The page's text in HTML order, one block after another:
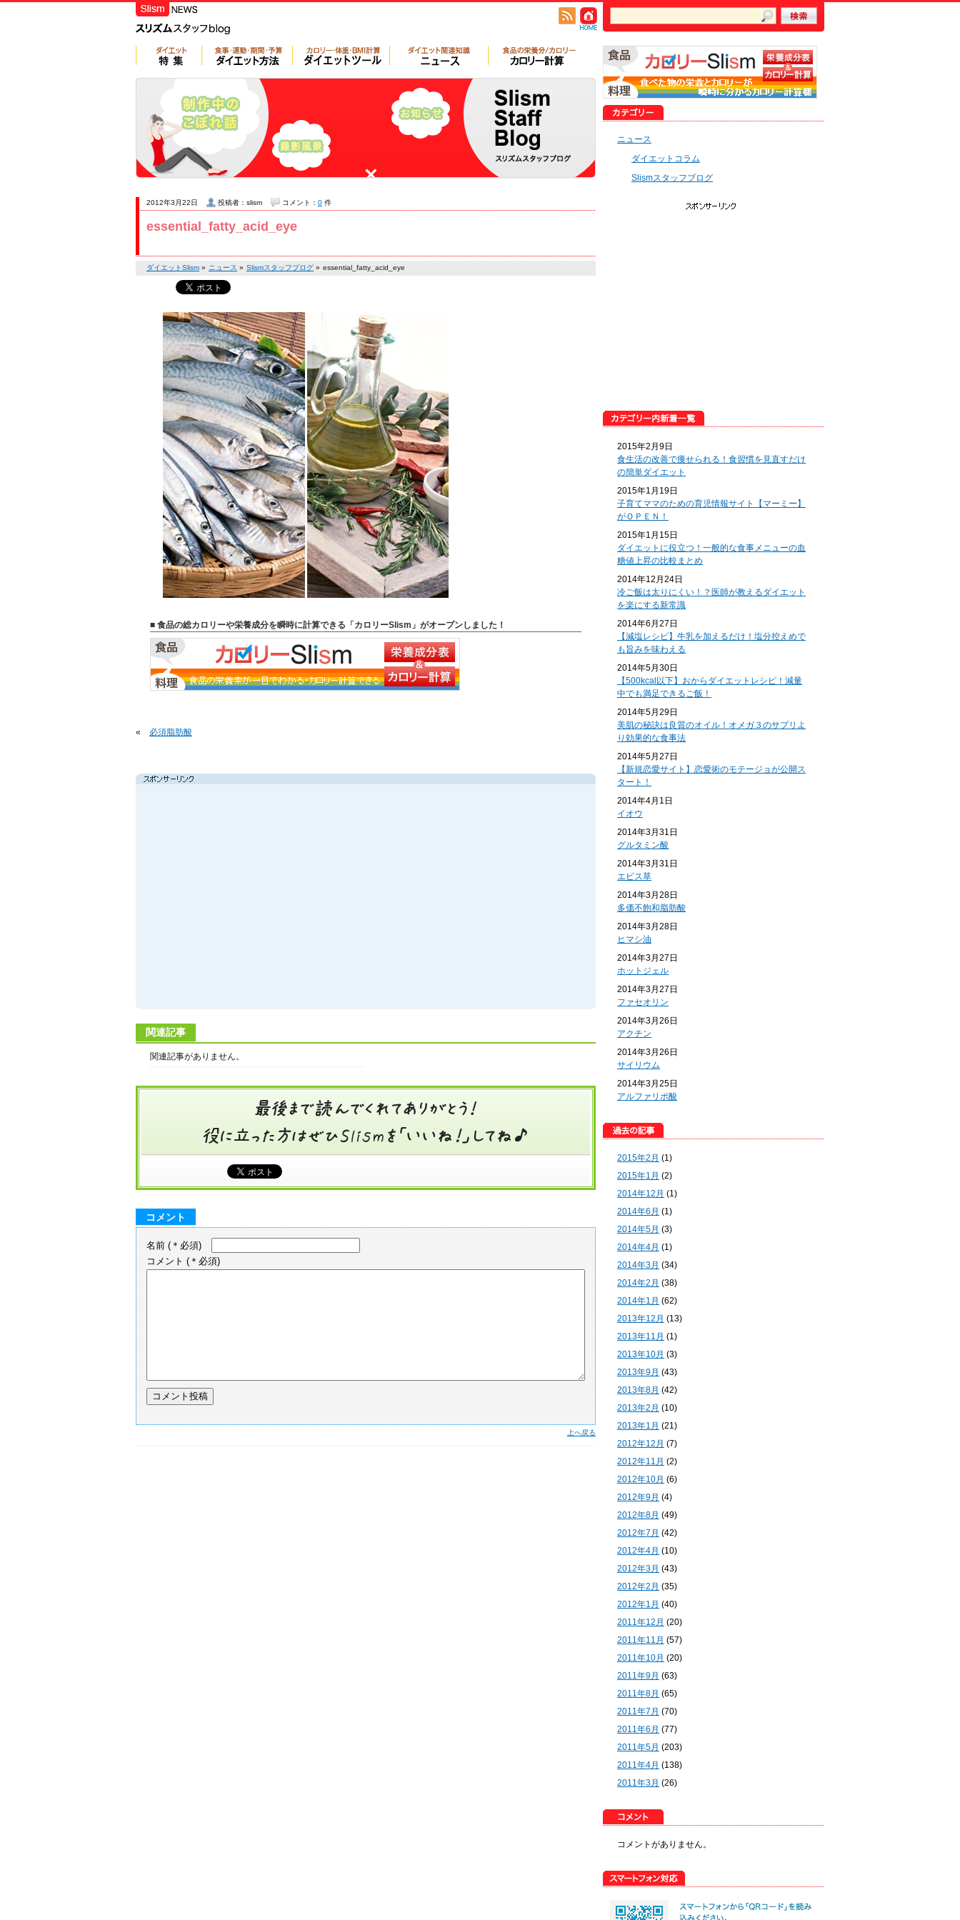
essential_fatty_acid_eye
2012年3月22日 投稿者：slism コメント： 0 件
ダイエットSlism » ニュース » Slismスタッフブログ » essential_fatty_acid_eye
■ 食品の総カロリーや栄養成分を瞬時に計算できる「カロリーSlism」がオープンしました！
« 必須脂肪酸
関連記事
関連記事がありません。
コメント
名前 (＊必須)
コメント (＊必須)
上へ戻る
ニュース
ダイエットコラム
Slismスタッフブログ
2015年2月9日
食生活の改善で痩せられる！食習慣を見直すだけ
の簡単ダイエット
2015年1月19日
子育てママのための育児情報サイト【マーミー】
がＯＰＥＮ！
2015年1月15日
ダイエットに役立つ！一般的な食事メニューの血
糖値上昇の比較まとめ
2014年12月24日
冷ご飯は太りにくい！？医師が教えるダイエット
を楽にする新常識
2014年6月27日
【減塩レシピ】牛乳を加えるだけ！塩分控えめで
も旨みを味わえる
2014年5月30日
【500kcal以下】おからダイエットレシピ！減量
中でも満足できるご飯！
2014年5月29日
美肌の秘訣は良質のオイル！オメガ３のサプリよ
り効果的な食事法
2014年5月27日
【新規恋愛サイト】恋愛術のモテージョが公開ス
タート！
2014年4月1日
イオウ
2014年3月31日
グルタミン酸
2014年3月31日
エビス草
2014年3月28日
多価不飽和脂肪酸
2014年3月28日
ヒマシ油
2014年3月27日
ホットジェル
2014年3月27日
ファセオリン
2014年3月26日
アクチン
2014年3月26日
サイリウム
2014年3月25日
アルファリポ酸
2015年2月 (1)
2015年1月 (2)
2014年12月 (1)
2014年6月 (1)
2014年5月 (3)
2014年4月 (1)
2014年3月 (34)
2014年2月 (38)
2014年1月 (62)
2013年12月 (13)
2013年11月 (1)
2013年10月 (3)
2013年9月 (43)
2013年8月 (42)
2013年2月 (10)
2013年1月 (21)
2012年12月 (7)
2012年11月 (2)
2012年10月 (6)
2012年9月 (4)
2012年8月 (49)
2012年7月 (42)
2012年4月 (10)
2012年3月 (43)
2012年2月 (35)
2012年1月 (40)
2011年12月 (20)
2011年11月 (57)
2011年10月 (20)
2011年9月 (63)
2011年8月 (65)
2011年7月 (70)
2011年6月 (77)
2011年5月 (203)
2011年4月 (138)
2011年3月 (26)
コメントがありません。